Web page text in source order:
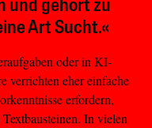
und gehört zu
Art Sucht.«
oder in KI-
verrichten eher einfache
erfordern,
In vielen